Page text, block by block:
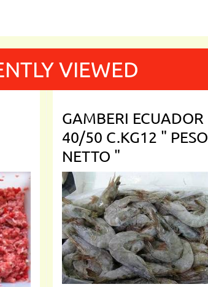
VIEWED
GAMBERI ECUADOR
40/50 C.KG12 " PESO
NETTO "